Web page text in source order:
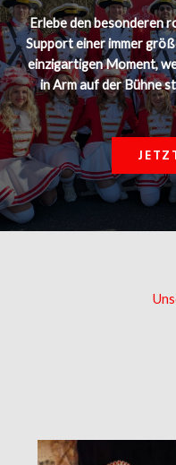
Erlebe den besonderen
Support einer immer
einzigartigen Moment,
in Arm auf der Bühne